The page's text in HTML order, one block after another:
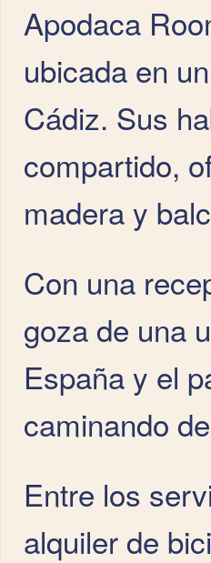
Apodaca
ubicada en
Cádiz. Sus
compartido,
madera y
Con una
goza de una
España y el
caminando
Entre los
alquiler de